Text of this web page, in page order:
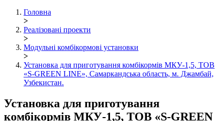
Головна
>
Реалізовані проекти
>
Модульні комбікормові установки
>
Установка для приготування комбікормів МКУ-1,5, ТОВ
«S-GREEN LINE», Самаркандська область, м. Джамбай,
Узбекистан.
Установка для приготування
комбікормів МКУ-1,5, ТОВ «S-GREEN